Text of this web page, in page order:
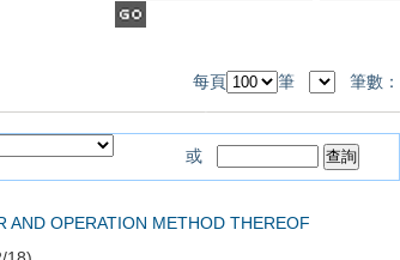
每頁 筆 筆數：
或
AND OPERATION METHOD THEREOF